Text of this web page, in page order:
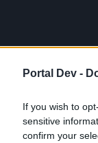
Portal Dev -
If you wish to
sensitive
confirm your